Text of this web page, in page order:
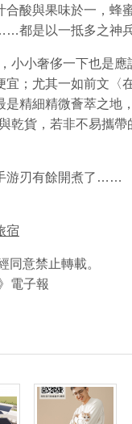
酸與果味於一，蜂
都是以一抵多之神兵
小小奢侈一下也是應
；尤其一如前文〈
精細精微薈萃之地
乾貨，若非不易攜帶
游刃有餘開煮了……
宿
意禁止轉載。
電子報